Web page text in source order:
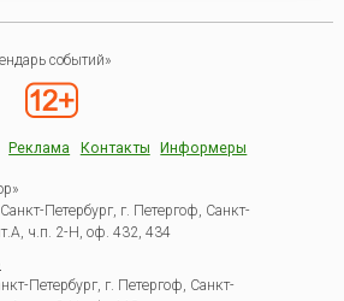
событий»
Реклама Контакты Информеры
Петербург, г. Петергоф, Санкт-
ч.п. 2-Н, оф. 432, 434
Петербург, г. Петергоф, Санкт-